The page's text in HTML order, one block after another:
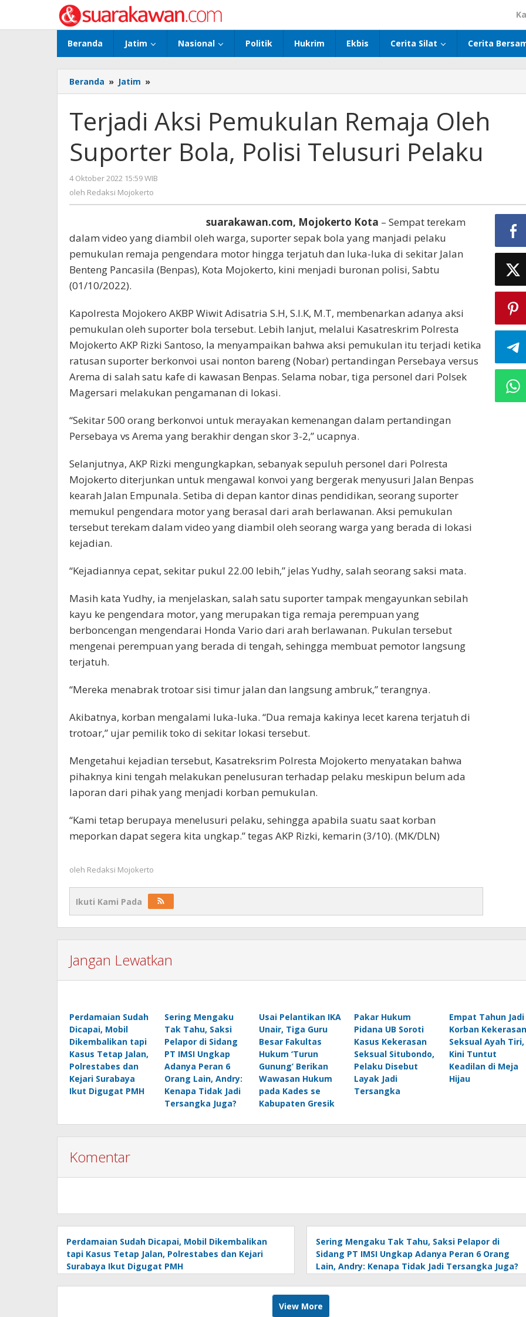
konten
Beranda Jatim Nasional Politik Hukrim Ekbis Cerita Silat Cerita
Beranda » Jatim »
Aksi
Remaja
Oleh
Suporter
Bola,
Telusuri
Pelaku
Terjadi Aksi Pemukulan Remaja Oleh
Suporter Bola, Polisi Telusuri Pelaku
4 Oktober 2022 15:59 WIB
oleh Redaksi Mojokerto
suarakawan.com, Mojokerto Kota – Sempat terekam
dalam video yang diambil oleh warga, suporter sepak bola yang manjadi pelaku
pemukulan remaja pengendara motor hingga terjatuh dan luka-luka di sekitar Jalan
Benteng Pancasila (Benpas), Kota Mojokerto, kini menjadi buronan polisi, Sabtu
(01/10/2022).
Kapolresta Mojokero AKBP Wiwit Adisatria S.H, S.I.K, M.T, membenarkan adanya aksi
pemukulan oleh suporter bola tersebut. Lebih lanjut, melalui Kasatreskrim Polresta
Mojokerto AKP Rizki Santoso, Ia menyampaikan bahwa aksi pemukulan itu terjadi ketika
ratusan suporter berkonvoi usai nonton bareng (Nobar) pertandingan Persebaya versus
Arema di salah satu kafe di kawasan Benpas. Selama nobar, tiga personel dari Polsek
Magersari melakukan pengamanan di lokasi.
“Sekitar 500 orang berkonvoi untuk merayakan kemenangan dalam pertandingan
Persebaya vs Arema yang berakhir dengan skor 3-2,” ucapnya.
Selanjutnya, AKP Rizki mengungkapkan, sebanyak sepuluh personel dari Polresta
Mojokerto diterjunkan untuk mengawal konvoi yang bergerak menyusuri Jalan Benpas
kearah Jalan Empunala. Setiba di depan kantor dinas pendidikan, seorang suporter
memukul pengendara motor yang berasal dari arah berlawanan. Aksi pemukulan
tersebut terekam dalam video yang diambil oleh seorang warga yang berada di lokasi
kejadian.
“Kejadiannya cepat, sekitar pukul 22.00 lebih,” jelas Yudhy, salah seorang saksi mata.
Masih kata Yudhy, ia menjelaskan, salah satu suporter tampak mengayunkan sebilah
kayu ke pengendara motor, yang merupakan tiga remaja perempuan yang
berboncengan mengendarai Honda Vario dari arah berlawanan. Pukulan tersebut
mengenai perempuan yang berada di tengah, sehingga membuat pemotor langsung
terjatuh.
“Mereka menabrak trotoar sisi timur jalan dan langsung ambruk,” terangnya.
Akibatnya, korban mengalami luka-luka. “Dua remaja kakinya lecet karena terjatuh di
trotoar,” ujar pemilik toko di sekitar lokasi tersebut.
Mengetahui kejadian tersebut, Kasatreksrim Polresta Mojokerto menyatakan bahwa
pihaknya kini tengah melakukan penelusuran terhadap pelaku meskipun belum ada
laporan dari pihak yang menjadi korban pemukulan.
“Kami tetap berupaya menelusuri pelaku, sehingga apabila suatu saat korban
meporkan dapat segera kita ungkap.” tegas AKP Rizki, kemarin (3/10). (MK/DLN)
oleh Redaksi Mojokerto
Ikuti Kami Pada
Jangan Lewatkan
Perdamaian Sudah
Dicapai, Mobil
Dikembalikan tapi
Kasus Tetap Jalan,
Polrestabes dan
Kejari Surabaya
Ikut Digugat PMH
Sering Mengaku
Tak Tahu, Saksi
Pelapor di Sidang
PT IMSI Ungkap
Adanya Peran 6
Orang Lain, Andry:
Kenapa Tidak Jadi
Tersangka Juga?
Usai Pelantikan IKA
Unair, Tiga Guru
Besar Fakultas
Hukum ‘Turun
Gunung’ Berikan
Wawasan Hukum
pada Kades se
Kabupaten Gresik
Pakar Hukum
Pidana UB Soroti
Kasus Kekerasan
Seksual Situbondo,
Pelaku Disebut
Layak Jadi
Tersangka
Empat Tahun Jadi
Korban Kekerasan
Seksual Ayah Tiri,
Kini Tuntut
Keadilan di Meja
Hijau
Komentar
Perdamaian Sudah Dicapai, Mobil Dikembalikan
tapi Kasus Tetap Jalan, Polrestabes dan Kejari
Surabaya Ikut Digugat PMH
Sering Mengaku Tak Tahu, Saksi Pelapor di
Sidang PT IMSI Ungkap Adanya Peran 6 Orang
Lain, Andry: Kenapa Tidak Jadi Tersangka Juga?
View More